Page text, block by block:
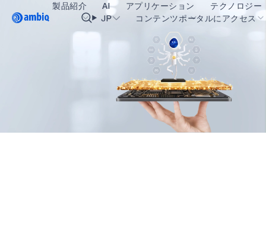
製品紹介 AI アプリケーション
ヘルスケア
インダストリアル・エッジ
スマート・リモコン
スマートホームとビル
テクノロジー
graphiqSPOT
neuralSPOT
secureSPOT
JP コンテンツポータルにアクセス
Video title
OK